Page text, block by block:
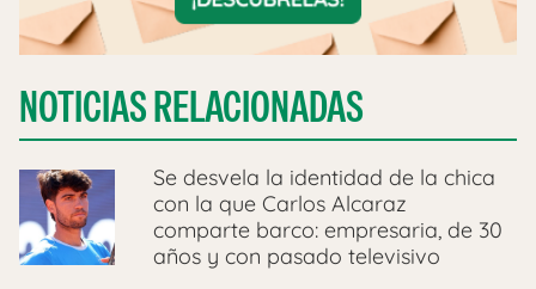
NOTICIAS RELACIONADAS
Se desvela la identidad de la chica
con la que Carlos Alcaraz
comparte barco: empresaria, de 30
años y con pasado televisivo